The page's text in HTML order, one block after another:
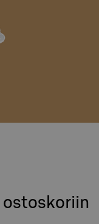
ostoskoriin